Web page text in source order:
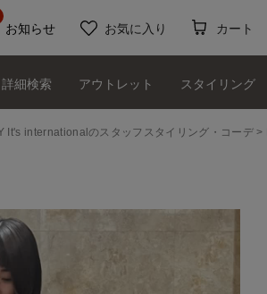
お知らせ お気に入り カート
詳細検索 アウトレット スタイリング
It's internationalのスタッフスタイリング・コーデ